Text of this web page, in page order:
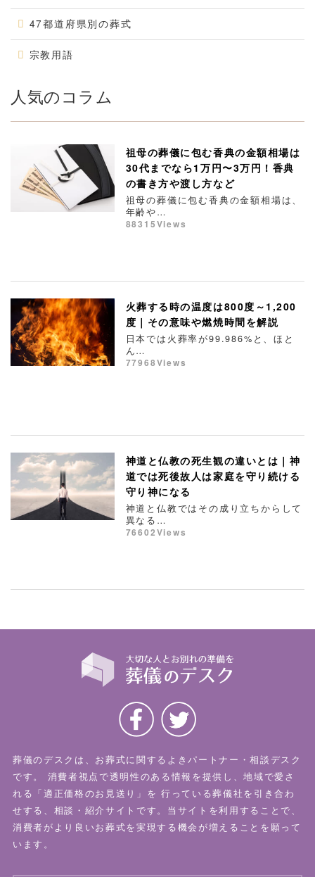
47都道府県別の葬式
宗教用語
人気のコラム
祖母の葬儀に包む香典の金額相場は
30代までなら1万円〜3万円！香典
の書き方や渡し方など
祖母の葬儀に包む香典の金額相場は、
年齢や…
88315Views
火葬する時の温度は800度～1,200
度｜その意味や燃焼時間を解説
日本では火葬率が99.986%と、ほと
ん…
77968Views
神道と仏教の死生観の違いとは｜神
道では死後故人は家庭を守り続ける
守り神になる
神道と仏教ではその成り立ちからして
異なる…
76602Views
葬儀のデスクは、お葬式に関するよきパートナー・相談デスク
です。
消費者視点で透明性のある情報を提供し、地域で愛さ
れる「適正価格のお見送り」を 行っている葬儀社を引き合わ
せする、相談・紹介サイトです。当サイトを利用することで、
消費者がより良いお葬式を実現する機会が増えることを願って
います。